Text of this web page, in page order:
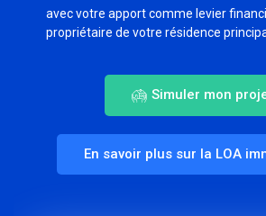
avec votre apport comme levier
propriétaire de votre résidence
Simuler mon
En savoir plus sur la LOA